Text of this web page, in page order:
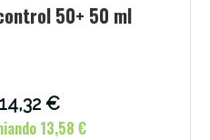
50+ 50 ml
14,32 €
13,58 €